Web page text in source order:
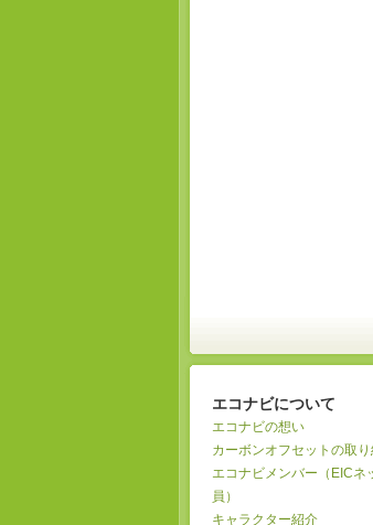
エコナビについて
エコナビの想い
カーボンオフセットの取
エコナビメンバー（EICネ
員）
キャラクター紹介